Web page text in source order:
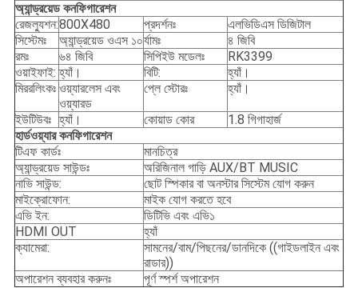
অ্যান্ড্রয়েড কনফিগারেশন
রেজল্যুশন:800X480 প্রদর্শনঃ
এলভিডিএস ডিজিটাল
সিস্টেমঃ
অ্যান্ড্রয়েড ওএস ১০র্যামঃ
৪ জিবি
রমঃ
৬৪ জিবি সিপিইউ মডেলঃ
RK3399
ওয়াইফাই: হ্যাঁ। বিটি:
হ্যাঁ।
মিররলিংকঃ ওয়্যারলেস এবং
ওয়্যারড
প্লে স্টোরঃ হ্যাঁ।
ইউটিউবঃ হ্যাঁ। কোয়াড কোর
1.8 গিগাহার্জ
হার্ডওয়্যার কনফিগারেশন
টিএফ কার্ডঃ
মানচিত্র
অ্যান্ড্রয়েড সাউন্ডঃ
অরিজিনাল গাড়ি AUX/BT MUSIC
নাভি সাউন্ড:
ছোট স্পিকার বা অনস্টার সিস্টেম যোগ করুন
মাইক্রোফোন:
মাইক যোগ করতে হবে
এভি ইন:
ডিটিভি এবং এভি১
HDMI OUT
হ্যাঁ
ক্যামেরা:
সামনের/বাম/পিছনের/ডানদিকে ((গাইডলাইন এবং
রাডার))
অপারেশন ব্যবহার করুনঃ
পূর্ণ স্পর্শ অপারেশন